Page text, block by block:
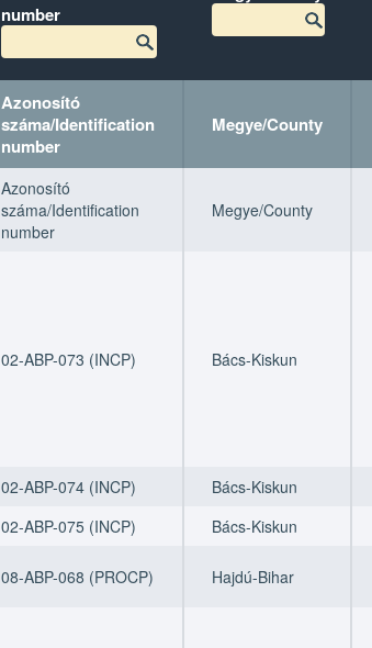
number
Azonosító
száma/Identification
number
Megye/County
Azonosító
száma/Identification
number
Azonosító
száma/Identification
number
Azonosító
száma/Identification
number
Megye/County
02-ABP-073 (INCP) Bács-Kiskun
02-ABP-074 (INCP)
Bács-Kiskun
02-ABP-075 (INCP)
Bács-Kiskun
08-ABP-068 (PROCP) Hajdú-Bihar